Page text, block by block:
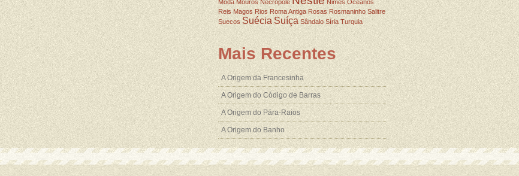
Moda Mouros Necrópole Nimes Oceanos
Reis Magos Rios Roma Antiga Rosas Rosmaninho Salitre
Suecos Suécia Suíça Sândalo Síria Turquia
Mais Recentes
A Origem da Francesinha
A Origem do Código de Barras
A Origem do Pára-Raios
A Origem do Banho